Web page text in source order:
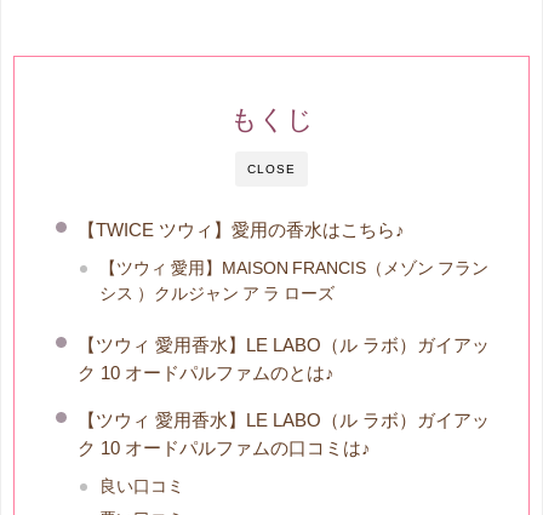
CLOSE
もくじ
【TWICE ツウィ】愛用の香水はこちら♪
【ツウィ 愛用】MAISON FRANCIS（メゾン フラン
シス ）クルジャン ア ラ ローズ
【ツウィ 愛用香水】LE LABO（ル ラボ）ガイアッ
ク 10 オードパルファムのとは♪
【ツウィ 愛用香水】LE LABO（ル ラボ）ガイアッ
ク 10 オードパルファムの口コミは♪
良い口コミ